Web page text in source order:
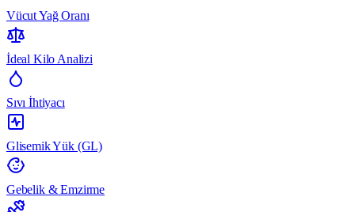
Vücut Yağ Oranı
İdeal Kilo Analizi
Sıvı İhtiyacı
Glisemik Yük (GL)
Gebelik & Emzirme